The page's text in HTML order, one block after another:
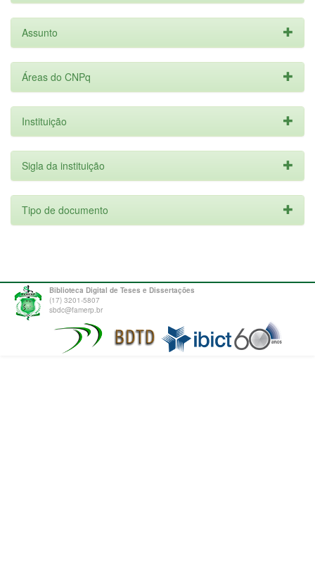
Assunto
Áreas do CNPq
Instituição
Sigla da instituição
Tipo de documento
Biblioteca Digital de Teses e Dissertações
(17) 3201-5807
sbdc@famerp.br